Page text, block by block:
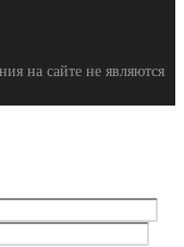
на сайте не являются